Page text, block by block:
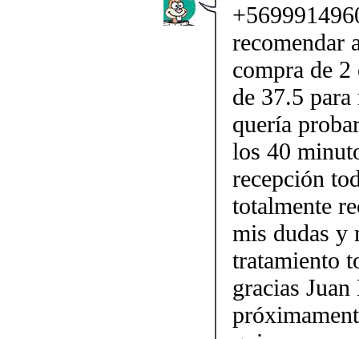
recomendar
compra de 2
de 37.5
quería
los 40
recepción
totalmente
mis dudas y
tratamiento
gracias